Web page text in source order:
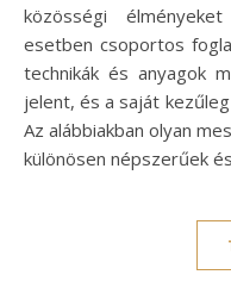
közösségi
esetben csoportos
technikák és anyagok
jelent, és a saját
Az alábbiakban olyan
különösen népszerűek